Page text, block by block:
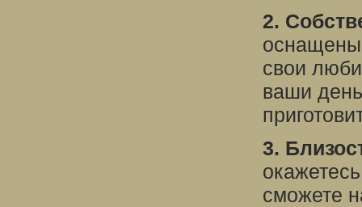
2.
оснащены
свои
ваши
3.
сможете